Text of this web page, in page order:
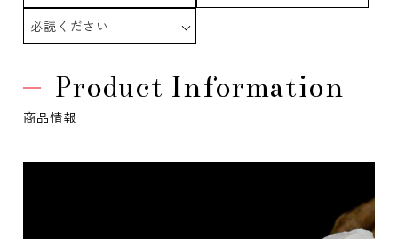
必読ください
Product Information
商品情報